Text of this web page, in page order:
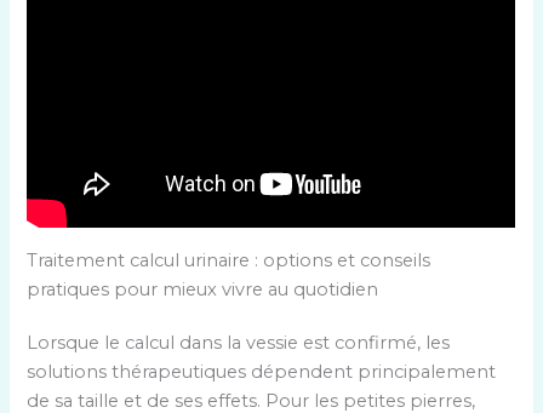
Traitement calcul urinaire : options et conseils
pratiques pour mieux vivre au quotidien
Lorsque le calcul dans la vessie est confirmé, les
solutions thérapeutiques dépendent principalement
de sa taille et de ses effets. Pour les petites pierres,